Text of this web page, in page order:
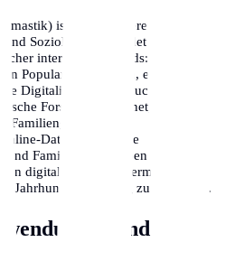
ist ein faszinierendes Feld,
Soziologie verbindet. In
interessante Trends: Während
Popularität verlieren, erleben
Digitalisierung hat auch neue
Forschung eröffnet, sodass
Familiengeschichte
Datenbanken wie
FamilySearch haben Millionen
digitalisiert, die es ermöglichen,
Jahrhunderte hinweg zu verfolgen.
und